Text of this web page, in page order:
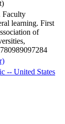
Faculty
learning. First
of
-- United States